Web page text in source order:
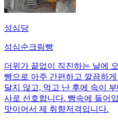
성심당
성심순크림빵
더위가 끝없이 직진하는 날에
빵으로 아주 간편하고 깔끔하
달지 않고, 먹고 난 후에 속이
사로 선호합니다. 빵속에 들어
맛이어서 제 취향저격입니다.